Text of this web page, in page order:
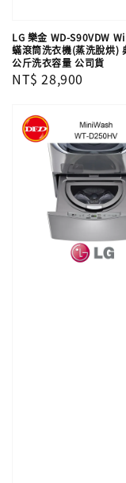
LG 樂金 WD-S90VDW
蟎滾筒洗衣機(蒸洗脫烘)
公斤洗衣容量 公司貨
Regular
NT$ 28,900